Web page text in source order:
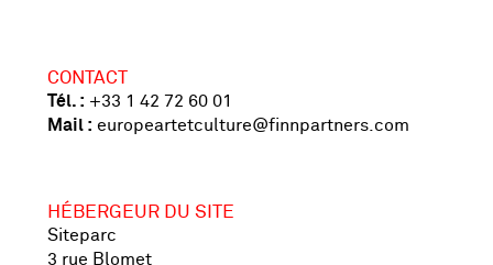
CONTACT
Tél. : +33 1 42 72 60 01
Mail : europeartetculture@finnpartners.com
HÉBERGEUR DU SITE
Siteparc
3 rue Blomet